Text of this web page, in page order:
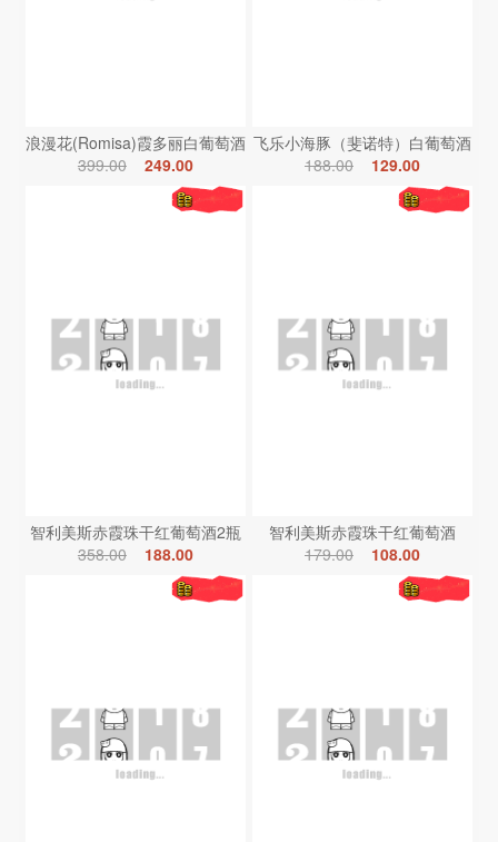
浪漫花(Romisa)霞多丽白葡萄酒
399.00
249.00
飞乐小海豚（斐诺特）白葡萄酒
188.00
129.00
智利美斯赤霞珠干红葡萄酒2瓶
358.00
188.00
智利美斯赤霞珠干红葡萄酒
179.00
108.00